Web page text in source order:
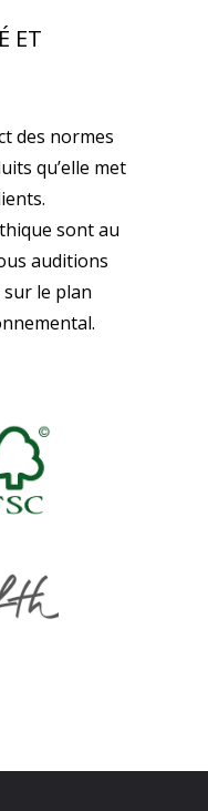
ET
des normes
qu’elle met
sont au
auditions
le plan